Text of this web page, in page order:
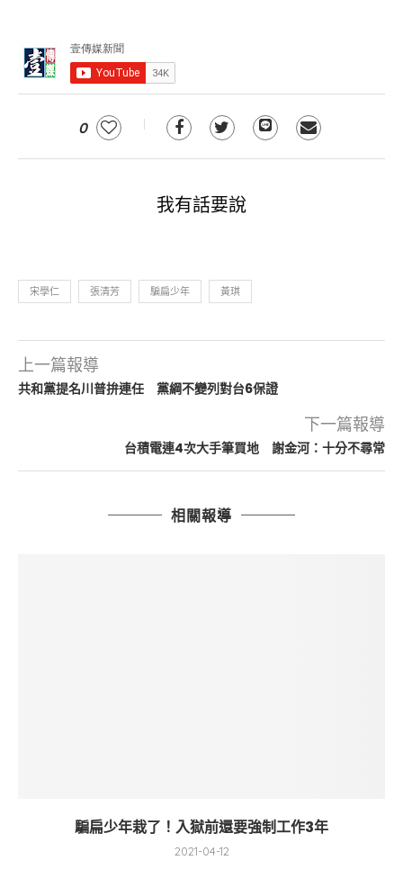
0
我有話要說
宋學仁 張清芳 騙扁少年 黃琪
上一篇報導
共和黨提名川普拚連任 黨綱不變列對台6保證
下一篇報導
台積電連4次大手筆買地 謝金河：十分不尋常
相關報導
騙扁少年栽了！入獄前還要強制工作3年
2021-04-12